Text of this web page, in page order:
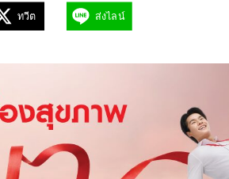
ทวีต ส่งไลน์